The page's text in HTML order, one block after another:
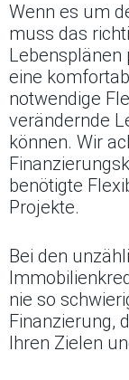
Wenn es um
muss das
Lebensplänen
eine
notwendige
verändernde
können. Wir
benötigte
Projekte.
Bei den
nie so
Finanzierung,
Ihren Zielen